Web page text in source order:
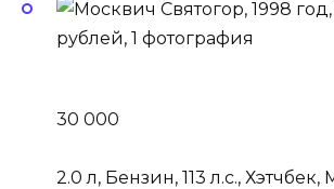
30 000
2.0 л, Бензин, 113 л.с., Хэтчбек,